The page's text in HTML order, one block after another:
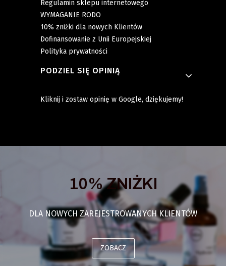
Regulamin sklepu internetowego
WYMAGANIE RODO
10% zniżki dla nowych Klientów
Dofinansowanie z Unii Europejskiej
Polityka prywatności
PODZIEL SIĘ OPINIĄ
Kliknij i zostaw opinię w Google, dziękujemy!
10% ZNIŻKI
DLA NOWYCH ZAREJESTROWANYCH KLIENTÓW
ZOBACZ